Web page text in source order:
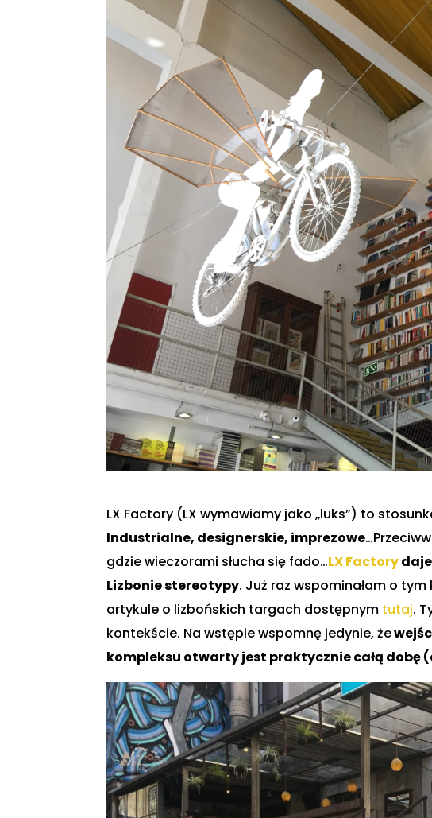
LX Factory (LX wymawiamy jako „luks”) to
Industrialne, designerskie, imprezowe
gdzie wieczorami słucha się fado…LX Factory
Lizbonie stereotypy. Już raz wspominałam o
artykule o lizbońskich targach dostępnym tutaj.
kontekście. Na wstępie wspomnę jedynie, że
kompleksu otwarty jest praktycznie całą dobę